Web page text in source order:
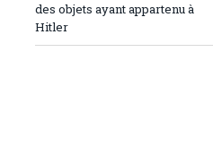
des objets ayant appartenu à
Hitler